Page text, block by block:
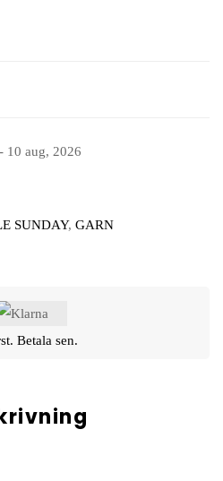
10 aug, 2026
SUNDAY, GARN
Betala sen.